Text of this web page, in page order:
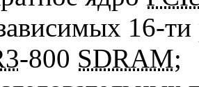
16-ти
-800 SDRAM;